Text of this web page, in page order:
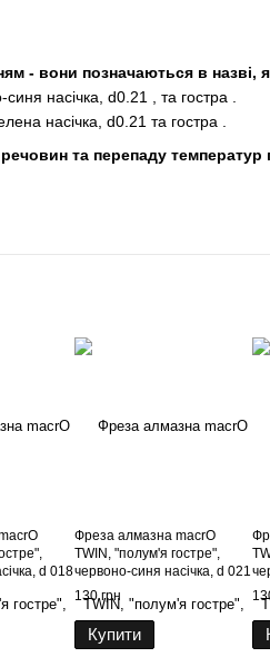
- вони позначаються в назві,
насічка, d0.21 , та гостра .
насічка, d0.21 та гостра .
та перепаду температур
d 018
Фреза алмазна macrO
TWIN, "полум'я гостре",
червоно-синя насічка, d 021
130 грн
Купити